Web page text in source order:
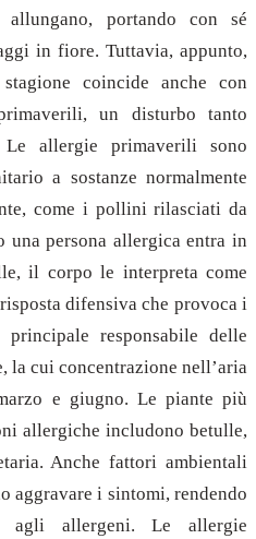
portando con sé
in fiore. Tuttavia, appunto,
coincide anche con
un disturbo tanto
allergie primaverili sono
a sostanze normalmente
come i pollini rilasciati da
una persona allergica entra in
il corpo le interpreta come
difensiva che provoca i
responsabile delle
cui concentrazione nell’aria
e giugno. Le piante più
allergiche includono betulle,
Anche fattori ambientali
aggravare i sintomi, rendendo
agli allergeni. Le allergie